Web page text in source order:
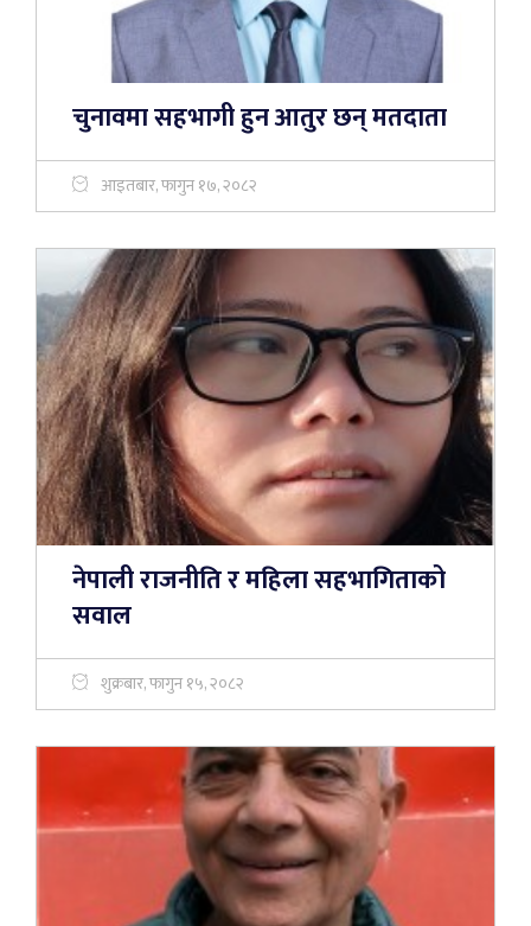
चुनावमा सहभागी हुन आतुर छन् मतदाता
आइतबार, फागुन १७, २०८२
नेपाली राजनीति र महिला सहभागिताको
सवाल
शुक्रबार, फागुन १५, २०८२